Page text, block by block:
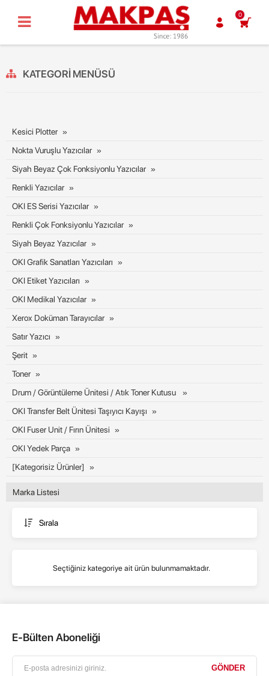
0
KATEGORI MENÜSÜ
Kesici Plotter
Nokta Vuruşlu Yazıcılar
Siyah Beyaz Çok Fonksiyonlu Yazıcılar
Renkli Yazıcılar
OKI ES Serisi Yazıcılar
Renkli Çok Fonksiyonlu Yazıcılar
Siyah Beyaz Yazıcılar
OKI Grafik Sanatları Yazıcıları
OKI Etiket Yazıcıları
OKI Medikal Yazıcılar
Xerox Doküman Tarayıcılar
Satır Yazıcı
Şerit
Toner
Drum / Görüntüleme Ünitesi / Atık Toner Kutusu
OKI Transfer Belt Ünitesi Taşıyıcı Kayışı
OKI Fuser Unit / Fırın Ünitesi
OKI Yedek Parça
[Kategorisiz Ürünler]
Marka Listesi
Sırala
Seçtiğiniz kategoriye ait ürün bulunmamaktadır.
E-Bülten Aboneliği